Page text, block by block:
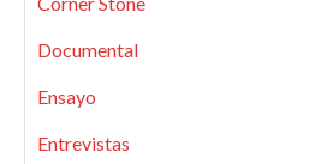
Documental
Ensayo
Entrevistas